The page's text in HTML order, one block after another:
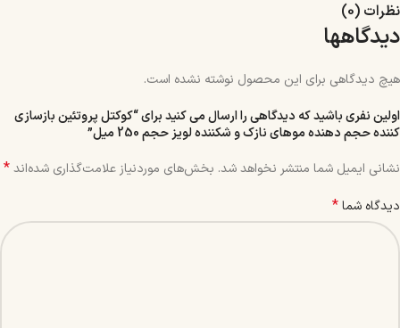
نظرات (0)
دیدگاهها
هیچ دیدگاهی برای این محصول نوشته نشده است.
اولین نفری باشید که دیدگاهی را ارسال می کنید برای “کوکتل پروتئین بازسازی
کننده حجم دهنده موهای نازک و شکننده لویز حجم 250 میل”
نشانی ایمیل شما منتشر نخواهد شد. بخش‌های موردنیاز علامت‌گذاری شده‌اند*
دیدگاه شما*